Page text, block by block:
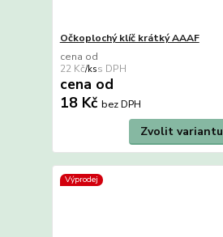
Očkoplochý klíč krátký AAAF
cena od
22 Kč/ks
cena od
18 Kč bez DPH
Zvolit variantu
Výprodej